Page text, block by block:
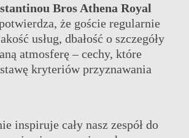
HOTELE ROZRYWKA I WYDARZENIA
SPOTKANIA
KONTAKT
Bros Athena Royal
że goście regularnie
usług, dbałość o szczegóły
atmosferę – cechy, które
kryteriów przyznawania
inspiruje cały nasz zespół do